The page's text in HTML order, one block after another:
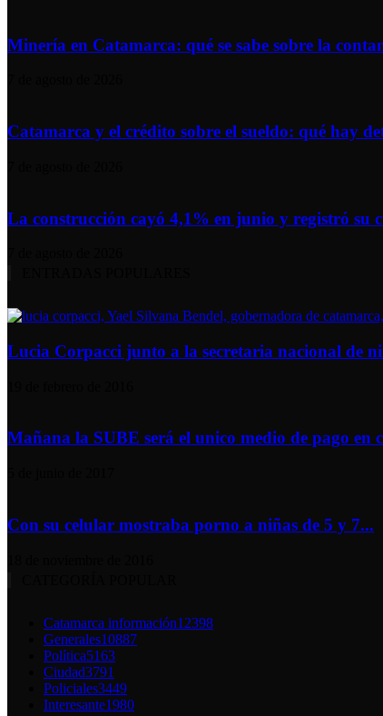
Minería en Catamarca: qué se sabe sobre la
Catamarca y el crédito sobre el sueldo: qué hay
La construcción cayó 4,1% en junio y registró su
Lucia Corpacci junto a la secretaria nacional de
Mañana la SUBE será el unico medio de pago en
Con su celular mostraba porno a niñas de 5 y 7...
Catamarca información12398
Generales10887
Política5163
Ciudad3791
Policiales3449
Interesante1980